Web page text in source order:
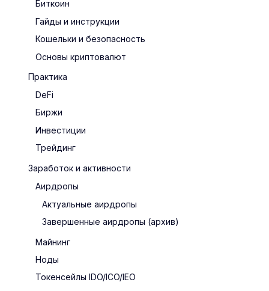
Биткоин
Гайды и инструкции
Кошельки и безопасность
Основы криптовалют
Практика
DeFi
Биржи
Инвестиции
Трейдинг
Заработок и активности
Аирдропы
Актуальные аирдропы
Завершенные аирдропы (архив)
Майнинг
Ноды
Токенсейлы IDO/ICO/IEO